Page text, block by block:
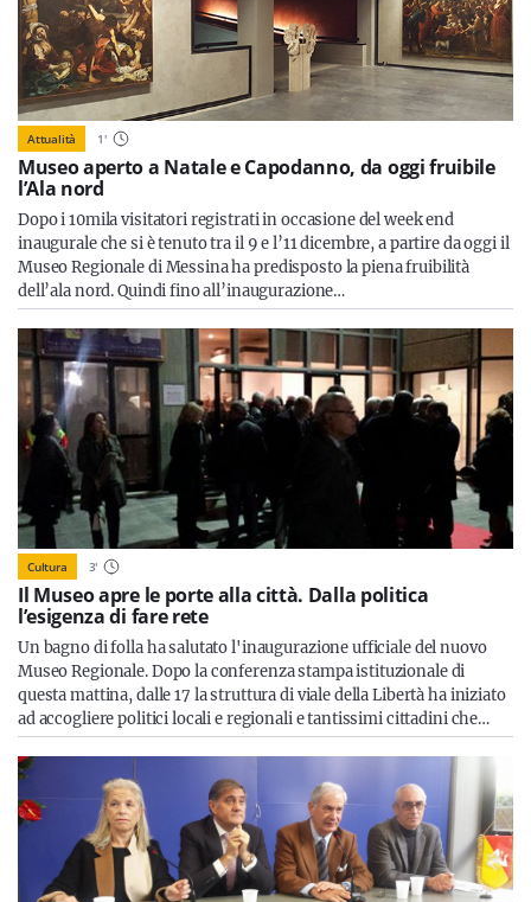
Attualità 1'
Museo aperto a Natale e Capodanno, da oggi fruibile
l’Ala nord
Dopo i 10mila visitatori registrati in occasione del week end
inaugurale che si è tenuto tra il 9 e l’11 dicembre, a partire da oggi il
Museo Regionale di Messina ha predisposto la piena fruibilità
dell’ala nord. Quindi fino all’inaugurazione…
Cultura 3'
Il Museo apre le porte alla città. Dalla politica
l’esigenza di fare rete
Un bagno di folla ha salutato l'inaugurazione ufficiale del nuovo
Museo Regionale. Dopo la conferenza stampa istituzionale di
questa mattina, dalle 17 la struttura di viale della Libertà ha iniziato
ad accogliere politici locali e regionali e tantissimi cittadini che…